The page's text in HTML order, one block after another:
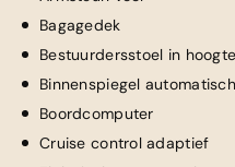
Bagagedek
Bestuurdersstoel in
Binnenspiegel
Boordcomputer
Cruise control adaptief